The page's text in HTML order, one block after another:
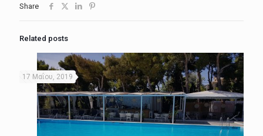
Share
Related posts
17 Μαΐου, 2019